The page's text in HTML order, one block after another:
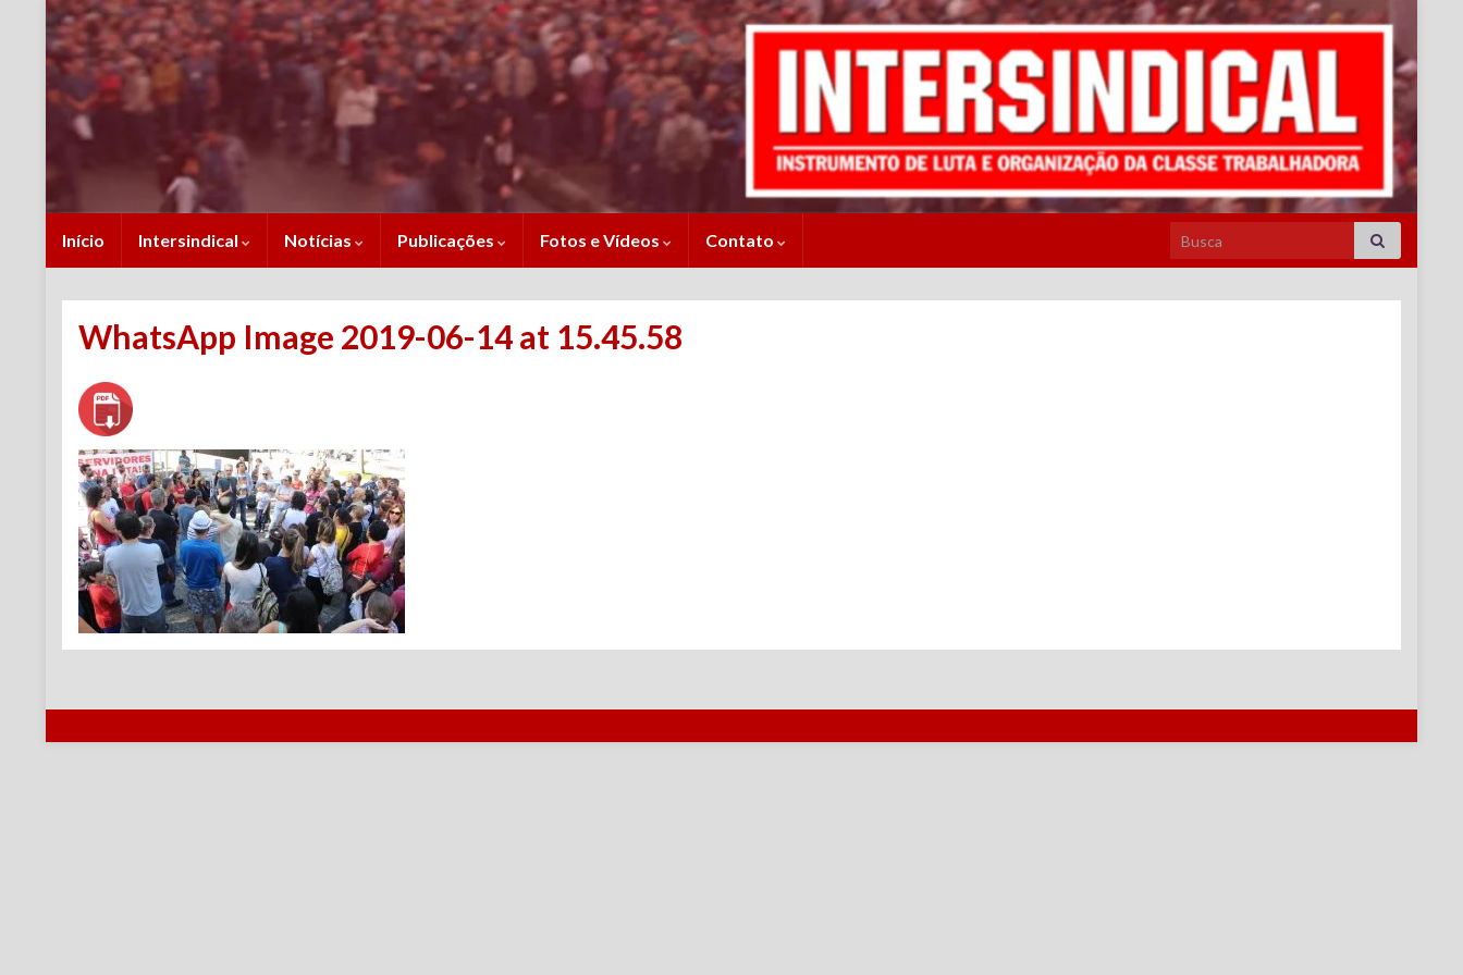
Início Intersindical Notícias Publicações Fotos e Vídeos Contato Search for:
WhatsApp Image 2019-06-14 at 15.45.58